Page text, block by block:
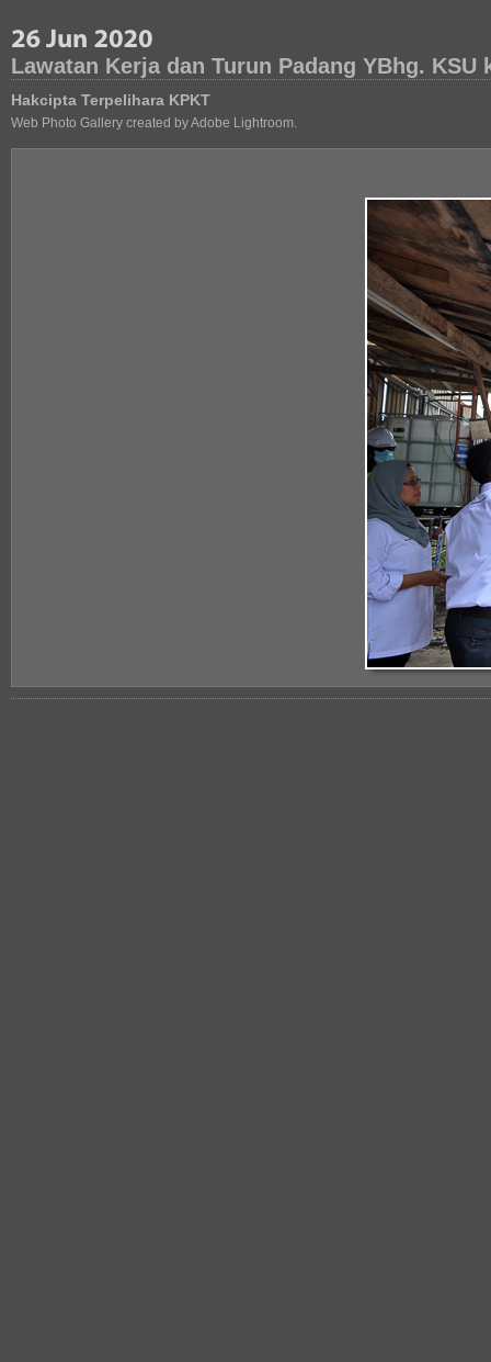
Lawatan Kerja dan Turun Padang YBhg.
Hakcipta Terpelihara KPKT
Web Photo Gallery created by Adobe Lightroom.